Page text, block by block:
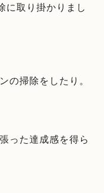
に取り掛かりまし
の掃除をしたり。
った達成感を得ら